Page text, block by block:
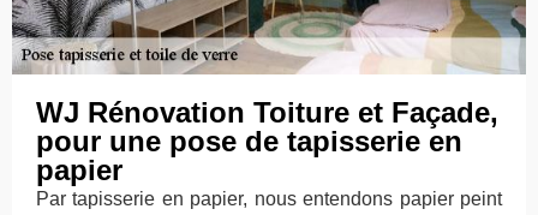
WJ Rénovation Toiture et Façade,
pour une pose de tapisserie en
papier
Par tapisserie en papier, nous entendons papier peint